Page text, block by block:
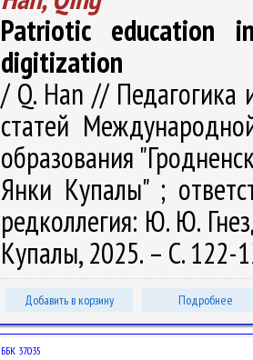
Patriotic education
digitization
/ Q. Han // Педагогика
статей
образования
Янки Купалы" ;
редколлегия: Ю. Ю.
Купалы, 2025. – С. 122-
Добавить в корзину Подробнее
ББК 37.035